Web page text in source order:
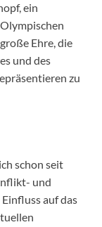
ein
Ehre, die
und des
zu
schon seit
und
auf das